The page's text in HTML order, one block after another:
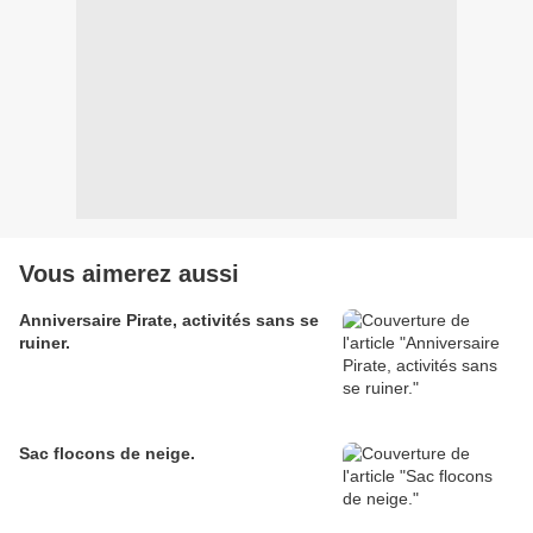
Vous aimerez aussi
Anniversaire Pirate, activités sans se
ruiner.
Sac flocons de neige.